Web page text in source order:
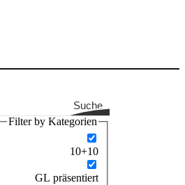
Suche
Filter by Kategorien
10+10
GL präsentiert